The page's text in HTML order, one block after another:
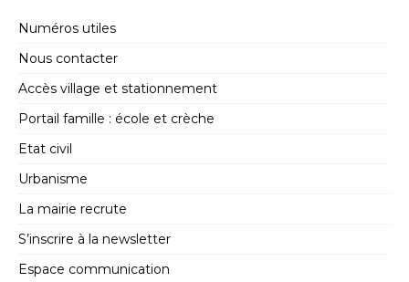
Numéros utiles
Nous contacter
Accès village et stationnement
Portail famille : école et crèche
Etat civil
Urbanisme
La mairie recrute
S’inscrire à la newsletter
Espace communication